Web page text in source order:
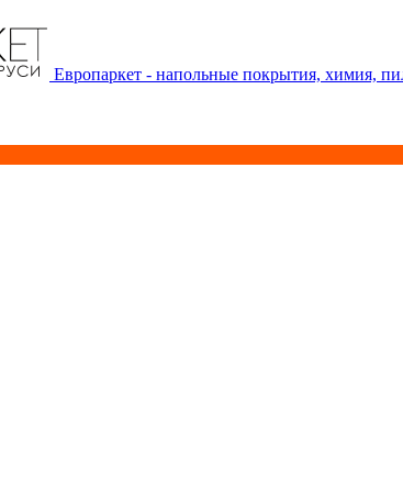
Европаркет - напольные покрытия, химия,